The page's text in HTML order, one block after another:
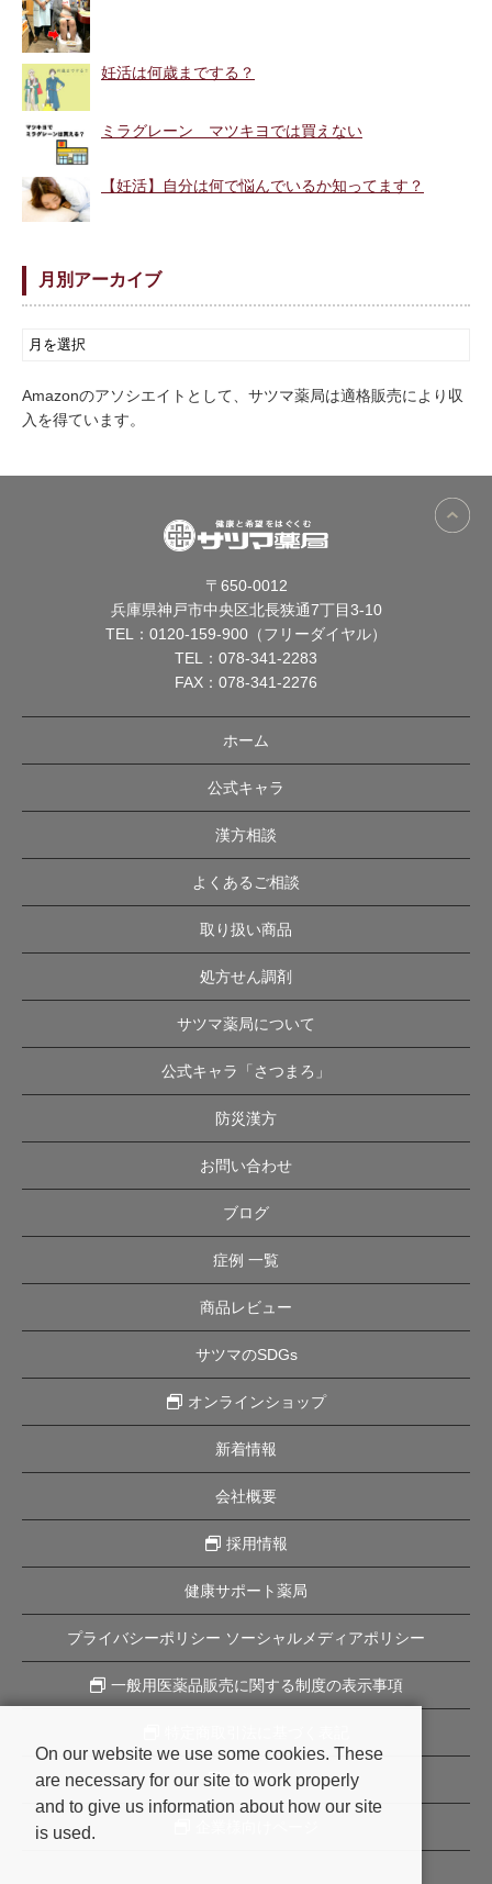
妊活は何歳までする？
ミラグレーン マツキヨでは買えない
【妊活】自分は何で悩んでいるか知ってます？
月別アーカイブ
Amazonのアソシエイトとして、サツマ薬局は適格販売により収
入を得ています。
〒650-0012
兵庫県神戸市中央区北長狭通7丁目3-10
TEL： 0120-159-900（フリーダイヤル）
TEL： 078-341-2283
FAX：078-341-2276
ホーム
公式キャラ
漢方相談
よくあるご相談
取り扱い商品
処方せん調剤
サツマ薬局について
公式キャラ「さつまろ」
防災漢方
お問い合わせ
ブログ
症例 一覧
商品レビュー
サツマのSDGs
オンラインショップ
新着情報
会社概要
採用情報
健康サポート薬局
プライバシーポリシー ソーシャルメディアポリシー
一般用医薬品販売に関する制度の表示事項
企業理念
On our website we use some cookies. These
are necessary for our site to work properly
and to give us information about how our site
is used.